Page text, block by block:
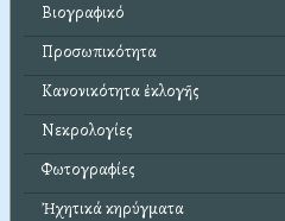
Βιογραφικό
Προσωπικότητα
Κανονικότητα ἐκλογῆς
Νεκρολογίες
Φωτογραφίες
Ἠχητικά κηρύγματα